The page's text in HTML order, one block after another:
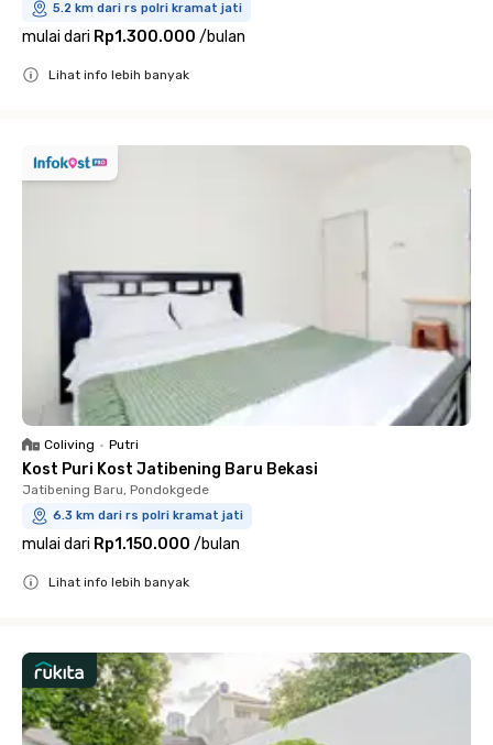
5.2 km dari rs polri kramat jati
mulai dari Rp1.300.000 /bulan
Lihat info lebih banyak
Coliving • Putri
Kost Puri Kost Jatibening Baru Bekasi
Jatibening Baru, Pondokgede
6.3 km dari rs polri kramat jati
mulai dari Rp1.150.000 /bulan
Lihat info lebih banyak